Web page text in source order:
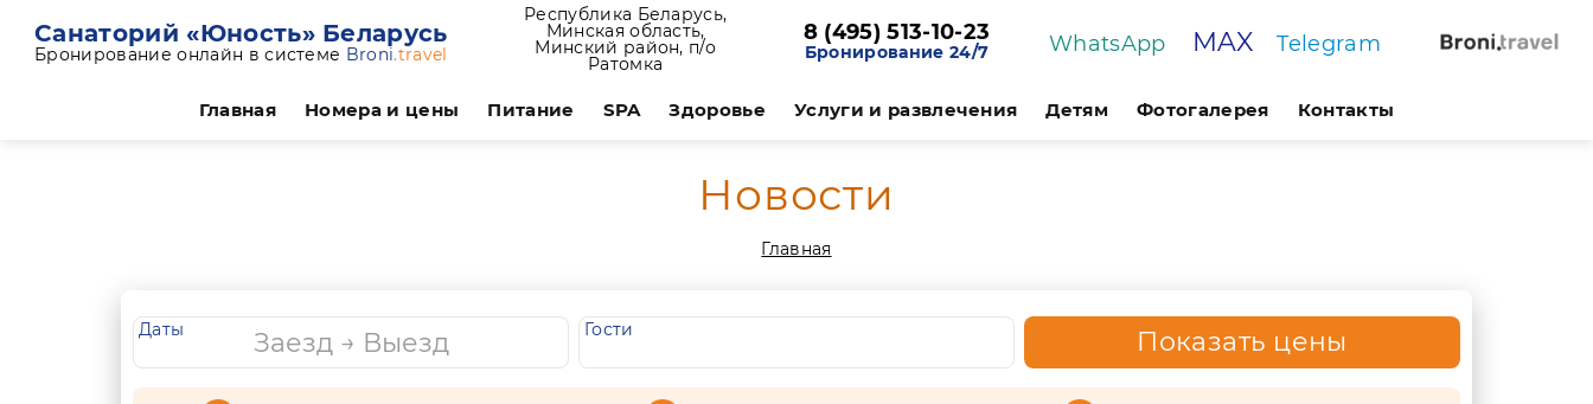
Санаторий «Юность» Беларусь
Бронирование онлайн в системе Broni.travel
Республика Беларусь,
Минская область,
Минский район, п/о
Ратомка
8 (495) 513-10-23
Бронирование 24/7 WhatsApp MAX Telegram
Главная Номера и цены Питание SPA Здоровье Услуги и развлечения Детям Фотогалерея Контакты
Новости
Главная
Даты Гости Показать цены